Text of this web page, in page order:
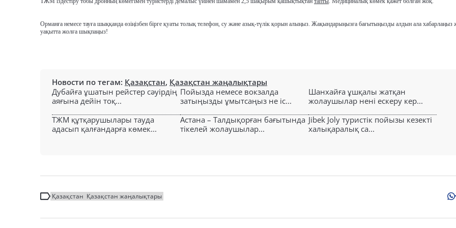
Орманға немесе тауға шыққанда өзіңізбен бірге қуаты толық телефон, су және азық-түлік қорын алыңыз. Жақындарыңызға бағытыңызды алдын ала хабарлаңыз
уақытта жолға шықпаңыз!
Новости по тегам: Қазақстан, Қазақстан жаңалықтары
Дубайға ұшатын рейстер сәуірдің
аяғына дейін тоқ...
Пойызда немесе вокзалда
затыңызды ұмытсаңыз не іс...
Шанхайға ұшқалы жатқан
жолаушылар нені ескеру кер...
ТЖМ құтқарушылары тауда
адасып қалғандарға көмек...
Астана – Талдықорған бағытында
тікелей жолаушылар...
Jibek Joly туристік пойызы кезекті
халықаралық са...
Қазақстан Қазақстан жаңалықтары